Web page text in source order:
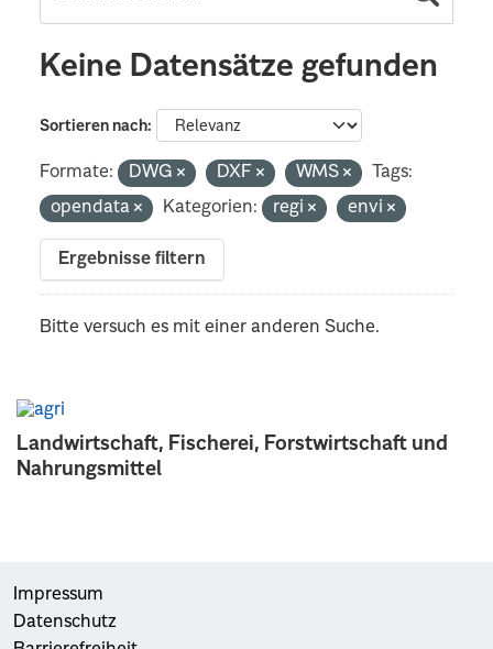
Landwirtschaft, Fischerei, Forstwirtschaft und
Nahrungsmittel
Keine Datensätze gefunden
Sortieren nach
Formate: DWG DXF WMS
Tags:
opendata
Kategorien: regi envi
Ergebnisse filtern
Bitte versuch es mit einer anderen Suche.
Impressum
Datenschutz